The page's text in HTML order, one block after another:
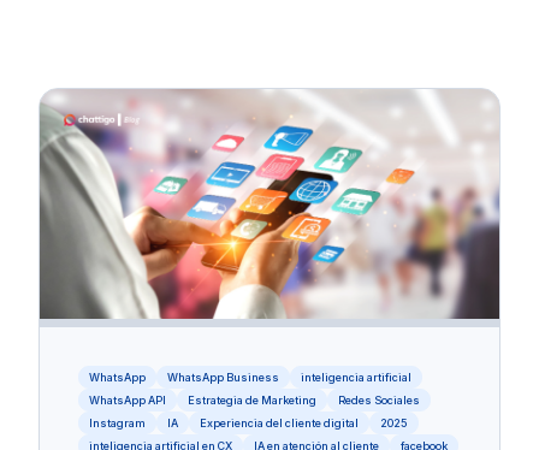
WhatsApp WhatsApp Business
inteligencia artificial
WhatsApp API
Estrategia de Marketing
Redes Sociales
Instagram
IA Experiencia del cliente digital
2025
inteligencia artificial en CX
IA en atención al cliente
facebook